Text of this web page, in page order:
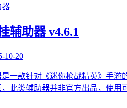
辅助器 v4.6.1
10-20
一款针对《迷你枪战精英》手
此类辅助器并非官方出品，使用